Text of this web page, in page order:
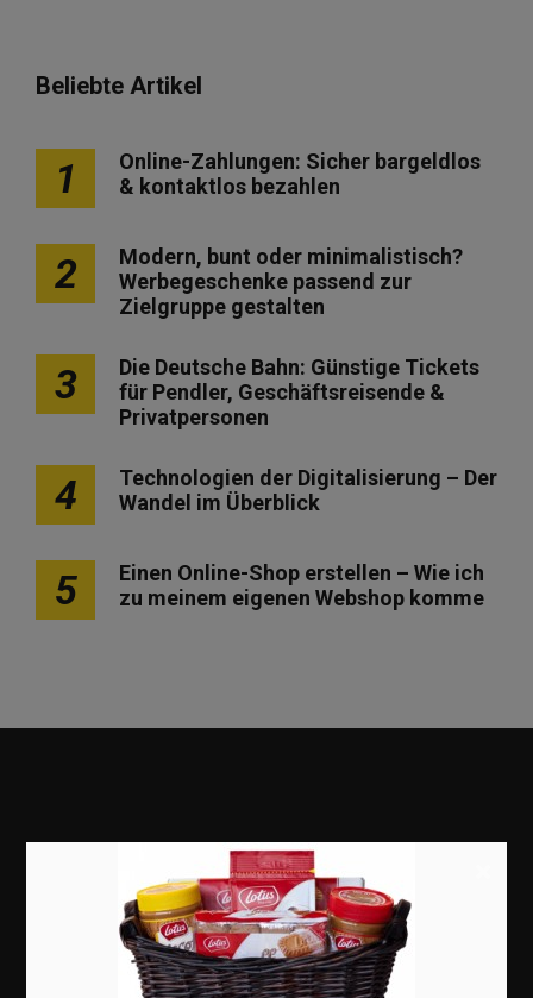
Beliebte Artikel
1
Online-Zahlungen: Sicher bargeldlos
& kontaktlos bezahlen
2
Modern, bunt oder minimalistisch?
Werbegeschenke passend zur
Zielgruppe gestalten
3
Die Deutsche Bahn: Günstige Tickets
für Pendler, Geschäftsreisende &
Privatpersonen
4
Technologien der Digitalisierung – Der
Wandel im Überblick
5
Einen Online-Shop erstellen – Wie ich
zu meinem eigenen Webshop komme
Erfolgsgeschichten